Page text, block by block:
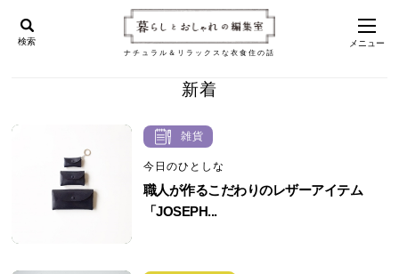
ナチュラル＆リラックスな衣食住の話
検索 メニュー
新着
雑貨
今日のひとしな
職人が作るこだわりのレザーアイテム
「JOSEPH...